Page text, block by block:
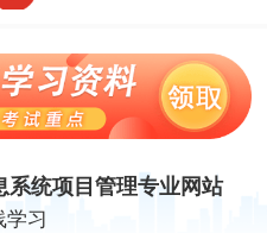
系统项目管理专业网站
学习